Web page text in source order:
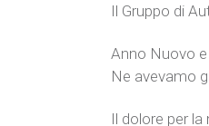
Il Gruppo di
Anno Nuovo
Ne avevamo
Il dolore per